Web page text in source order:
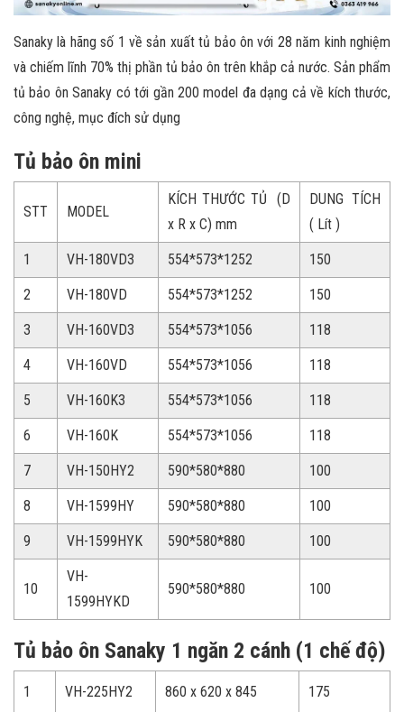
Sanaky là hãng số 1 về sản xuất tủ bảo ôn với 28 năm kinh nghiệm
và chiếm lĩnh 70% thị phần tủ bảo ôn trên khắp cả nước. Sản phẩm
tủ bảo ôn Sanaky có tới gần 200 model đa dạng cả về kích thước,
công nghệ, mục đích sử dụng
Tủ bảo ôn mini
STT MODEL
KÍCH THƯỚC TỦ (D
x R x C) mm
DUNG TÍCH
( Lít )
1 VH-180VD3 554*573*1252 150
2 VH-180VD 554*573*1252 150
3 VH-160VD3 554*573*1056 118
4 VH-160VD 554*573*1056 118
5 VH-160K3 554*573*1056 118
6 VH-160K 554*573*1056 118
7 VH-150HY2 590*580*880 100
8 VH-1599HY 590*580*880 100
9 VH-1599HYK 590*580*880 100
10
VH-
1599HYKD
590*580*880 100
Tủ bảo ôn Sanaky 1 ngăn 2 cánh (1 chế độ)
1 VH-225HY2 860 x 620 x 845 175